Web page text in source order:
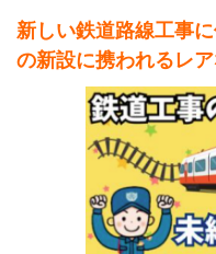
新しい鉄道路線工事
の新設に携われるレ